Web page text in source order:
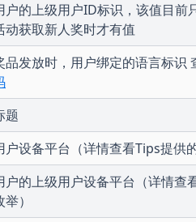
户的上级用户ID标识，该值目前
动获取新人奖时才有值
品发放时，用户绑定的语言标识
题
户设备平台（详情查看Tips提供
户的上级用户设备平台（详情查
）